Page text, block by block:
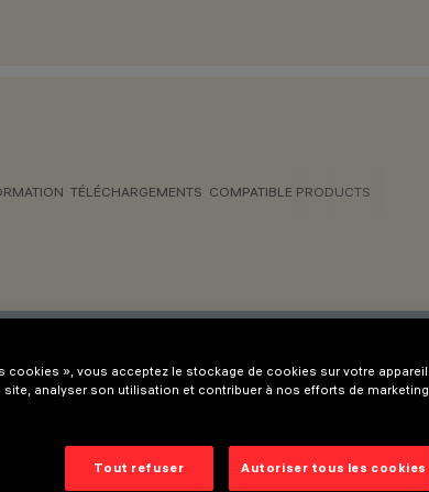
TÉLÉCHARGEMENTS COMPATIBLE PRODUCTS
cookies », vous acceptez le stockage de cookies sur votre appareil
analyser son utilisation et contribuer à nos efforts de marketing.
Tout refuser Autoriser tous les cookies